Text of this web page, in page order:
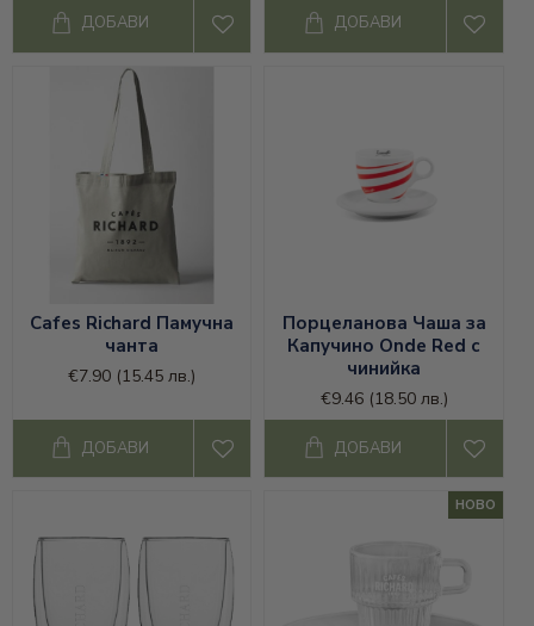
ДОБАВИ ДОБАВИ
Cafes Richard Памучна
чанта
€7.90 (15.45 лв.)
ДОБАВИ
Порцеланова Чаша за
Капучино Onde Red с
чинийка
€9.46 (18.50 лв.)
ДОБАВИ
НОВО